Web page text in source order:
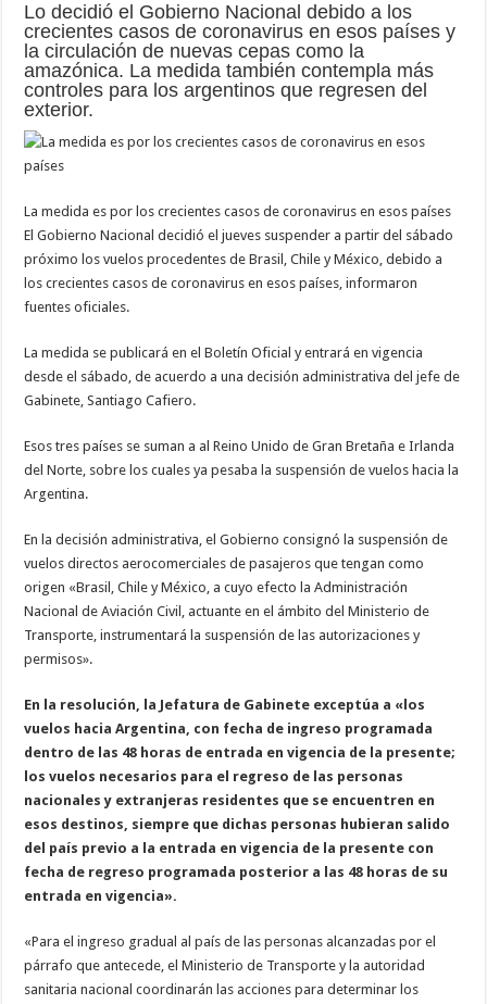
Lo decidió el Gobierno Nacional debido a los
crecientes casos de coronavirus en esos países y
la circulación de nuevas cepas como la
amazónica. La medida también contempla más
controles para los argentinos que regresen del
exterior.
La medida es por los crecientes casos de coronavirus en esos países
El Gobierno Nacional decidió el jueves suspender a partir del sábado
próximo los vuelos procedentes de Brasil, Chile y México, debido a
los crecientes casos de coronavirus en esos países, informaron
fuentes oficiales.
La medida se publicará en el Boletín Oficial y entrará en vigencia
desde el sábado, de acuerdo a una decisión administrativa del jefe de
Gabinete, Santiago Cafiero.
Esos tres países se suman a al Reino Unido de Gran Bretaña e Irlanda
del Norte, sobre los cuales ya pesaba la suspensión de vuelos hacia la
Argentina.
En la decisión administrativa, el Gobierno consignó la suspensión de
vuelos directos aerocomerciales de pasajeros que tengan como
origen «Brasil, Chile y México, a cuyo efecto la Administración
Nacional de Aviación Civil, actuante en el ámbito del Ministerio de
Transporte, instrumentará la suspensión de las autorizaciones y
permisos».
En la resolución, la Jefatura de Gabinete exceptúa a «los
vuelos hacia Argentina, con fecha de ingreso programada
dentro de las 48 horas de entrada en vigencia de la presente;
los vuelos necesarios para el regreso de las personas
nacionales y extranjeras residentes que se encuentren en
esos destinos, siempre que dichas personas hubieran salido
del país previo a la entrada en vigencia de la presente con
fecha de regreso programada posterior a las 48 horas de su
entrada en vigencia».
«Para el ingreso gradual al país de las personas alcanzadas por el
párrafo que antecede, el Ministerio de Transporte y la autoridad
sanitaria nacional coordinarán las acciones para determinar los